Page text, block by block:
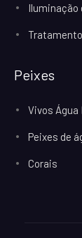
Iluminação
Peixes
Vivos Água
Peixes de
Corais